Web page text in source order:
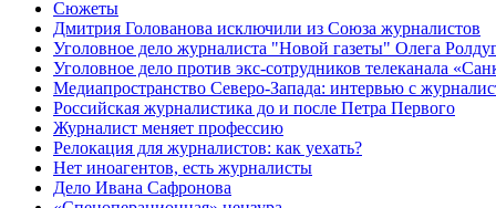
Сюжеты
Дмитрия Голованова исключили из Союза журналистов
Уголовное дело журналиста "Новой газеты" Олега
Уголовное дело против экс-сотрудников телеканала
Медиапространство Северо-Запада: интервью с
Российская журналистика до и после Петра Первого
Журналист меняет профессию
Релокация для журналистов: как уехать?
Нет иноагентов, есть журналисты
Дело Ивана Сафронова